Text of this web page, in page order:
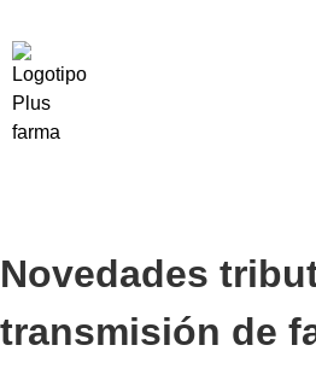
Novedades
transmisión de